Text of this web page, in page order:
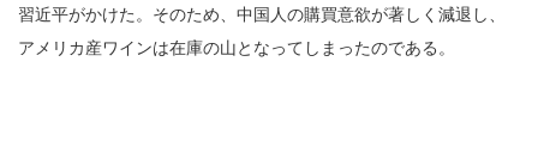
習近平がかけた。そのため、中国人の購買意欲が著しく減退し、
アメリカ産ワインは在庫の山となってしまったのである。